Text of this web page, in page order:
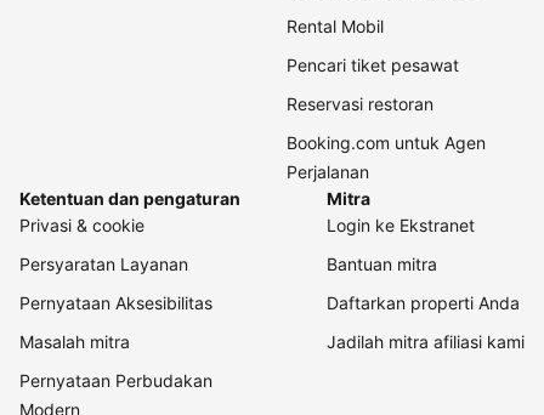
Rental Mobil
Pencari tiket pesawat
Reservasi restoran
Booking.com untuk Agen
Perjalanan
Ketentuan dan pengaturan
Privasi & cookie
Persyaratan Layanan
Pernyataan Aksesibilitas
Masalah mitra
Pernyataan Perbudakan
Modern
Mitra
Login ke Ekstranet
Bantuan mitra
Daftarkan properti Anda
Jadilah mitra afiliasi kami